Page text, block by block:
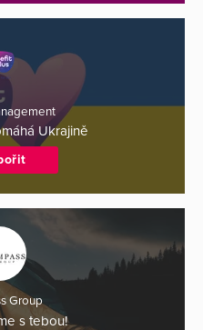
Ukrajině
Group
s tebou!